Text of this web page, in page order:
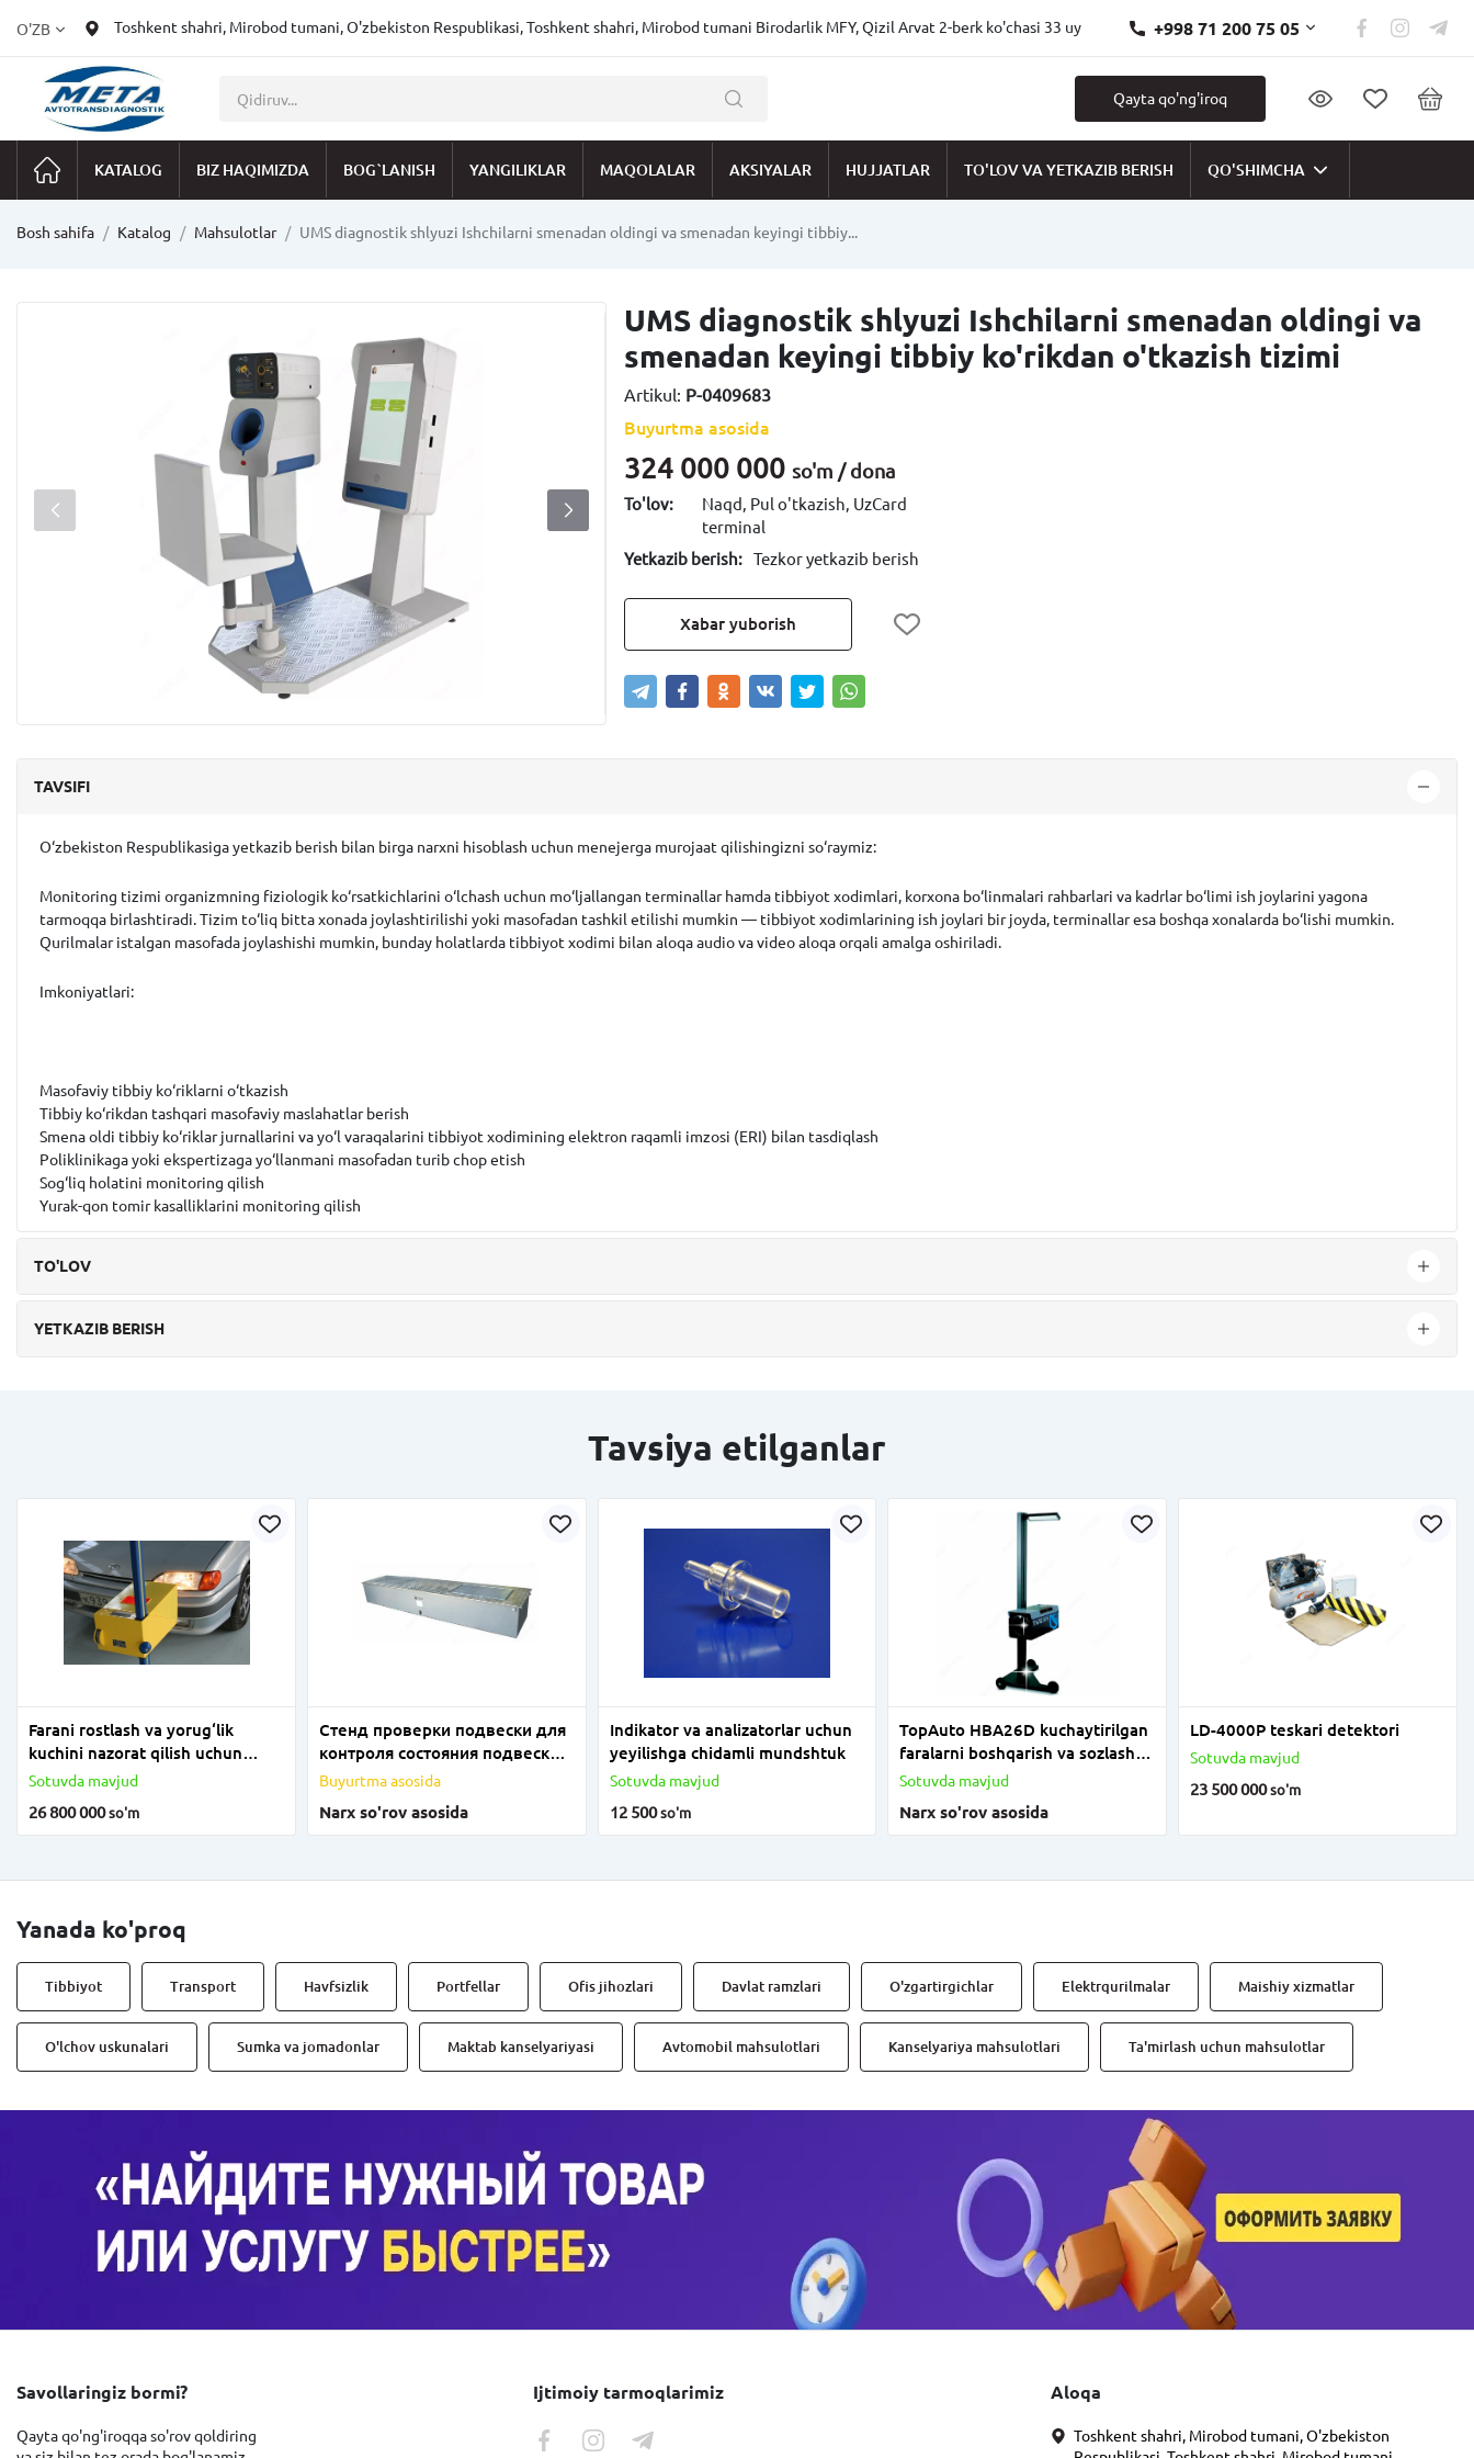
O'ZB Toshkent shahri, Mirobod tumani, O'zbekiston Respublikasi, Toshkent shahri, Mirobod tumani Birodarlik MFY, Qizil Arvat 2-berk ko'chasi 33 uy +998 71 200 75 05
Qayta qo'ng'iroq
KATALOG BIZ HAQIMIZDA BOG`LANISH YANGILIKLAR MAQOLALAR AKSIYALAR HUJJATLAR TO'LOV VA YETKAZIB BERISH QO'SHIMCHA
Bosh sahifa Katalog Mahsulotlar UMS diagnostik shlyuzi Ishchilarni smenadan oldingi va smenadan keyingi tibbiy...
UMS diagnostik shlyuzi Ishchilarni smenadan oldingi va
smenadan keyingi tibbiy ko'rikdan o'tkazish tizimi
Artikul: P-0409683
Buyurtma asosida
324 000 000so'm / dona
To'lov:
Naqd, Pul o'tkazish, UzCard
terminal
Yetkazib berish: Tezkor yetkazib berish
Xabar yuborish
TAVSIFI
O‘zbekiston Respublikasiga yetkazib berish bilan birga narxni hisoblash uchun menejerga murojaat qilishingizni so‘raymiz:
Monitoring tizimi organizmning fiziologik ko‘rsatkichlarini o‘lchash uchun mo‘ljallangan terminallar hamda tibbiyot xodimlari, korxona bo‘linmalari rahbarlari va kadrlar bo‘limi ish joylarini yagona
tarmoqqa birlashtiradi. Tizim to‘liq bitta xonada joylashtirilishi yoki masofadan tashkil etilishi mumkin — tibbiyot xodimlarining ish joylari bir joyda, terminallar esa boshqa xonalarda bo‘lishi mumkin.
Qurilmalar istalgan masofada joylashishi mumkin, bunday holatlarda tibbiyot xodimi bilan aloqa audio va video aloqa orqali amalga oshiriladi.
Imkoniyatlari:
Masofaviy tibbiy ko‘riklarni o‘tkazish
Tibbiy ko‘rikdan tashqari masofaviy maslahatlar berish
Smena oldi tibbiy ko‘riklar jurnallarini va yo‘l varaqalarini tibbiyot xodimining elektron raqamli imzosi (ERI) bilan tasdiqlash
Poliklinikaga yoki ekspertizaga yo‘llanmani masofadan turib chop etish
Sog‘liq holatini monitoring qilish
Yurak-qon tomir kasalliklarini monitoring qilish
TO'LOV
YETKAZIB BERISH
Tavsiya etilganlar
Farani rostlash va yorug‘lik
kuchini nazorat qilish uchun
"Tester fara TF-01" asbobi
Sotuvda mavjud
26 800 000so'm
Стенд проверки подвески для
контроля состояния подвески
транспортного средства.
Buyurtma asosida
Narx so'rov asosida
Indikator va analizatorlar uchun
yeyilishga chidamli mundshtuk
Sotuvda mavjud
12 500so'm
TopAuto HBA26D kuchaytirilgan
faralarni boshqarish va sozlash
moslamasi
Sotuvda mavjud
Narx so'rov asosida
LD-4000P teskari detektori
Sotuvda mavjud
23 500 000so'm
Yanada ko'proq
Tibbiyot Transport Havfsizlik Portfellar Ofis jihozlari Davlat ramzlari O'zgartirgichlar Elektrqurilmalar Maishiy xizmatlar
O'lchov uskunalari Sumka va jomadonlar Maktab kanselyariyasi Avtomobil mahsulotlari Kanselyariya mahsulotlari Ta'mirlash uchun mahsulotlar
Savollaringiz bormi?
Qayta qo'ng'iroqqa so'rov qoldiring
Ijtimoiy tarmoqlarimiz Aloqa
Toshkent shahri, Mirobod tumani, O'zbekiston